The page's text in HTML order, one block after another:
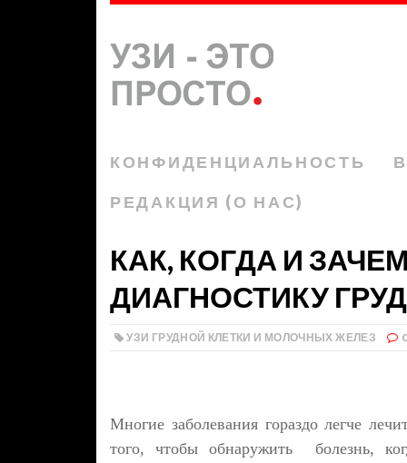
КОНФИДЕНЦИАЛЬНОСТЬ
РЕДАКЦИЯ (О НАС)
КАК, КОГДА И
ДИАГНОСТИКУ
УЗИ ГРУДНОЙ КЛЕТКИ И МОЛОЧНЫХ ЖЕЛЕЗ
Многие заболевания гораздо легче
того, чтобы обнаружить болезнь,